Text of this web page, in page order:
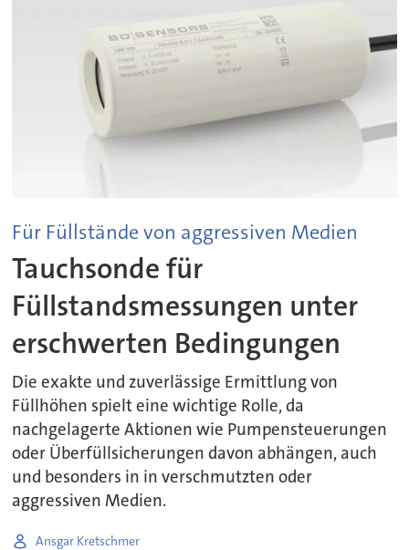
Für Füllstände von aggressiven Medien
Tauchsonde für
Füllstandsmessungen unter
erschwerten Bedingungen
Die exakte und zuverlässige Ermittlung von
Füllhöhen spielt eine wichtige Rolle, da
nachgelagerte Aktionen wie Pumpensteuerungen
oder Überfüllsicherungen davon abhängen, auch
und besonders in in verschmutzten oder
aggressiven Medien.
Ansgar Kretschmer